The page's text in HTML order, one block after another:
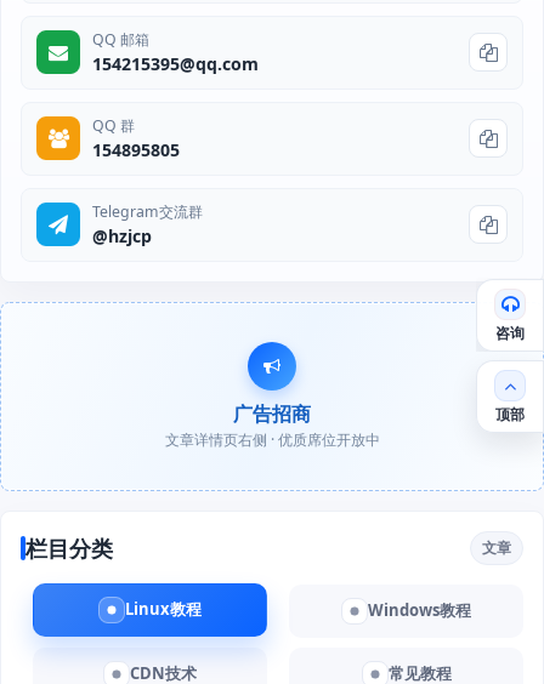
QQ 邮箱
154215395@qq.com
QQ 群
154895805
Telegram交流群
@hzjcp
广告招商
文章详情页右侧 · 优质席位开放中
栏目分类 文章
Linux教程 Windows教程
CDN技术 常见教程
咨询
顶部